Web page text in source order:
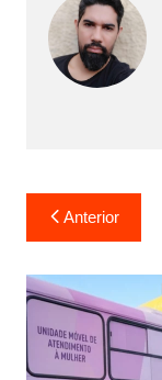
Navegação
de
Post
Anterior